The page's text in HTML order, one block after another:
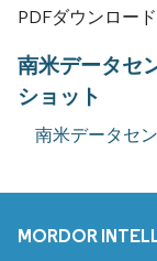
PDFダウンロー
南米データセ
ショット
南米データセ
MORDOR